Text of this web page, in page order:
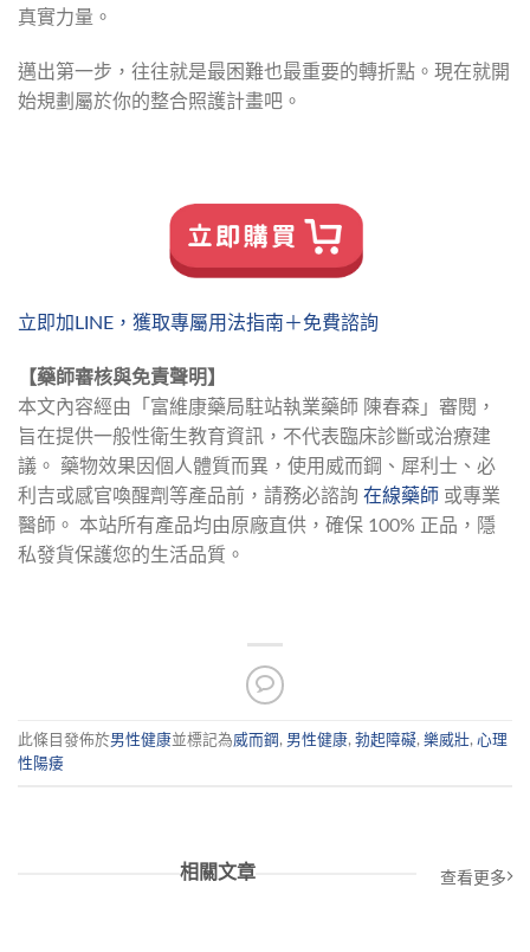
真實力量。
邁出第一步，往往就是最困難也最重要的轉折點。現在就開
始規劃屬於你的整合照護計畫吧。
立即加LINE，獲取專屬用法指南＋免費諮詢
【藥師審核與免責聲明】
本文內容經由「富維康藥局駐站執業藥師 陳春森」審閱，
旨在提供一般性衛生教育資訊，不代表臨床診斷或治療建
議。 藥物效果因個人體質而異，使用威而鋼、犀利士、必
利吉或感官喚醒劑等產品前，請務必諮詢 在線藥師 或專業
醫師。 本站所有產品均由原廠直供，確保 100% 正品，隱
私發貨保護您的生活品質。
此條目發佈於男性健康並標記為威而鋼 , 男性健康, 勃起障礙, 樂威壯, 心理
性陽痿
相關文章 查看更多